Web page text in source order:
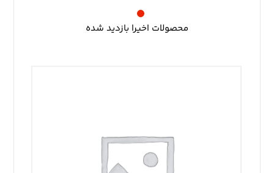
محصولات اخیرا بازدید شده